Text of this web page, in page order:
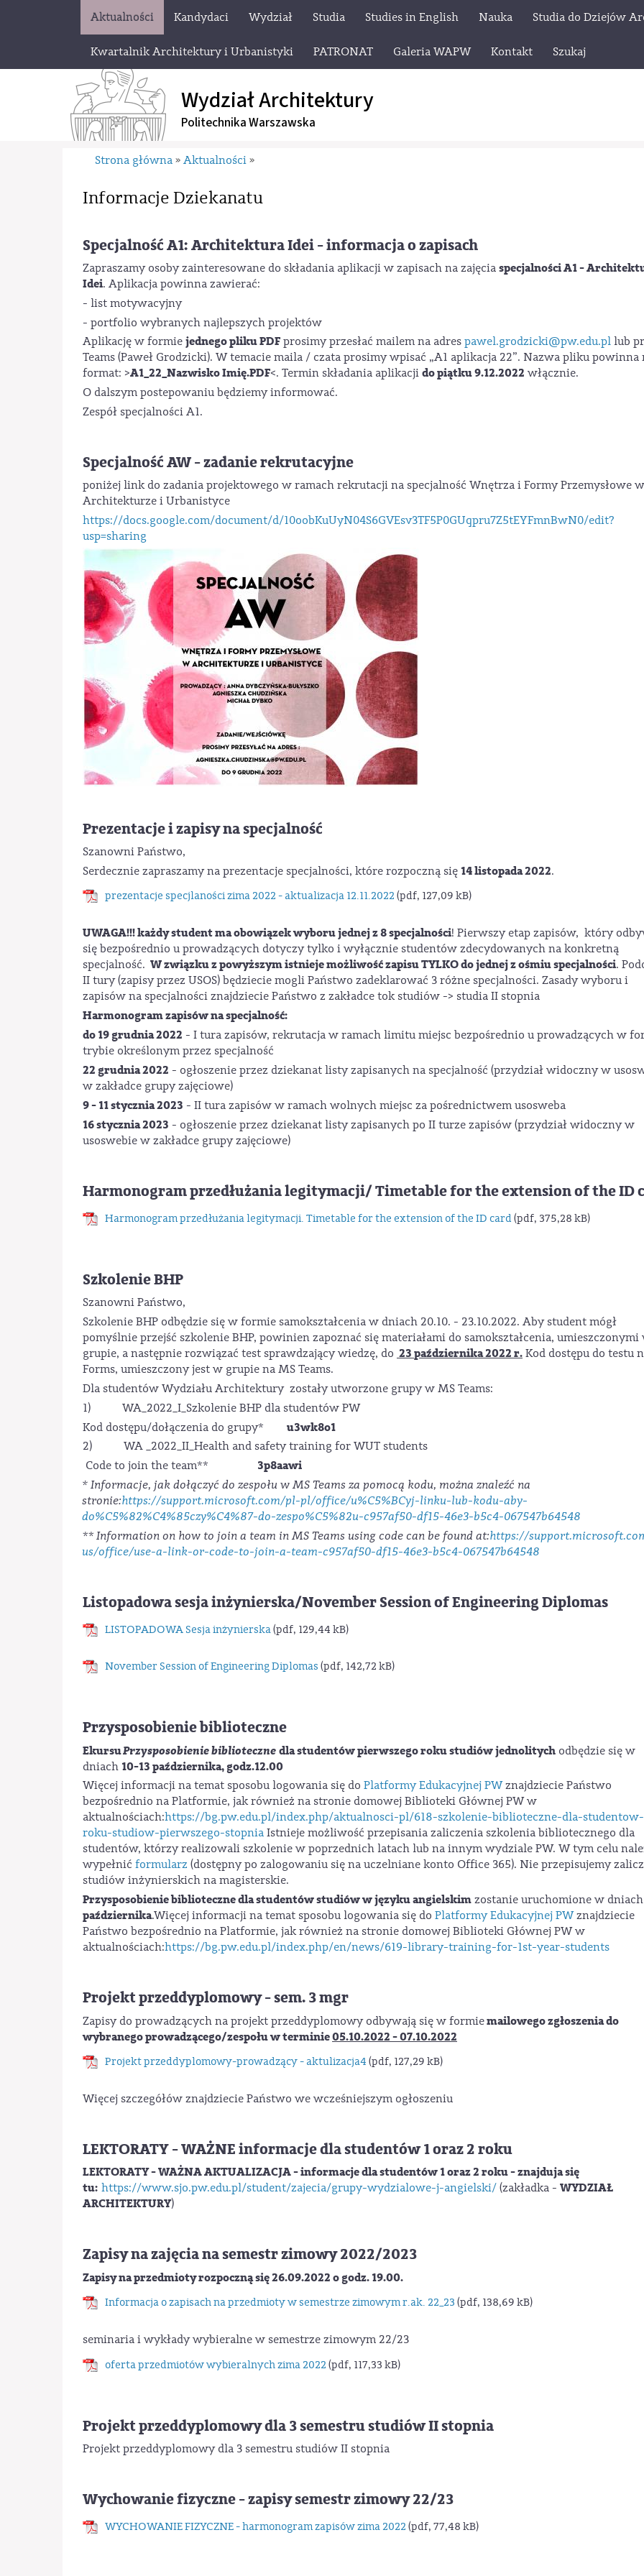
Aktualności Kandydaci Wydział Studia Studies in English Nauka Studia do Dziejów
Kwartalnik Architektury i Urbanistyki PATRONAT Galeria WAPW Kontakt Szukaj
Wydział Architektury
Politechnika Warszawska
Strona główna » Aktualności »
Informacje Dziekanatu
Specjalność A1: Architektura Idei - informacja o zapisach
Zapraszamy osoby zainteresowane do składania aplikacji w zapisach na zajęcia specjalności A1 -
Idei. Aplikacja powinna zawierać:
- list motywacyjny
- portfolio wybranych najlepszych projektów
Aplikację w formie jednego pliku PDF prosimy przesłać mailem na adres pawel.grodzicki@pw.edu.pl lub
Teams (Paweł Grodzicki). W temacie maila / czata prosimy wpisać „A1 aplikacja 22”. Nazwa pliku powinna
format: >A1_22_Nazwisko Imię.PDF<. Termin składania aplikacji do piątku 9.12.2022 włącznie.
O dalszym postepowaniu będziemy informować.
Zespół specjalności A1.
Specjalność AW - zadanie rekrutacyjne
poniżej link do zadania projektowego w ramach rekrutacji na specjalność Wnętrza i Formy Przemysłowe w
Architekturze i Urbanistyce
https://docs.google.com/document/d/10oobKuUyN04S6GVEsv3TF5P0GUqpru7Z5tEYFmnBwN0/edit?
usp=sharing
Prezentacje i zapisy na specjalność
Szanowni Państwo,
Serdecznie zapraszamy na prezentacje specjalności, które rozpoczną się 14 listopada 2022.
prezentacje specjlaności zima 2022 - aktualizacja 12.11.2022 (pdf, 127,09 kB)
UWAGA!!! każdy student ma obowiązek wyboru jednej z 8 specjalności! Pierwszy etap zapisów, który
się bezpośrednio u prowadzących dotyczy tylko i wyłącznie studentów zdecydowanych na konkretną
specjalność. W związku z powyższym istnieje możliwość zapisu TYLKO do jednej z ośmiu specjalności.
II tury (zapisy przez USOS) będziecie mogli Państwo zadeklarować 3 różne specjalności. Zasady wyboru i
zapisów na specjalności znajdziecie Państwo z zakładce tok studiów -> studia II stopnia
Harmonogram zapisów na specjalność:
do 19 grudnia 2022 - I tura zapisów, rekrutacja w ramach limitu miejsc bezpośrednio u prowadzących w
trybie określonym przez specjalność
22 grudnia 2022 - ogłoszenie przez dziekanat listy zapisanych na specjalność (przydział widoczny w
w zakładce grupy zajęciowe)
9 - 11 stycznia 2023 - II tura zapisów w ramach wolnych miejsc za pośrednictwem usosweba
16 stycznia 2023 - ogłoszenie przez dziekanat listy zapisanych po II turze zapisów (przydział widoczny w
usoswebie w zakładce grupy zajęciowe)
Harmonogram przedłużania legitymacji/ Timetable for the extension of the ID
Harmonogram przedłużania legitymacji. Timetable for the extension of the ID card (pdf, 375,28 kB)
Szkolenie BHP
Szanowni Państwo,
Szkolenie BHP odbędzie się w formie samokształcenia w dniach 20.10. - 23.10.2022. Aby student mógł
pomyślnie przejść szkolenie BHP, powinien zapoznać się materiałami do samokształcenia, umieszczonymi
grupie, a następnie rozwiązać test sprawdzający wiedzę, do 23października 2022r. Kod dostępu do testu
Forms, umieszczony jest w grupie na MS Teams.
Dla studentów Wydziału Architektury zostały utworzone grupy w MS Teams:
1) WA_2022_I_Szkolenie BHP dla studentów PW
Kod dostępu/dołączenia do grupy* u3wk8o1
2) WA _2022_II_Health and safety training for WUT students
Code to join the team** 3p8aawi
* Informacje, jak dołączyć do zespołu w MS Teams za pomocą kodu, można znaleźć na
stronie:https://support.microsoft.com/pl-pl/office/u%C5%BCyj-linku-lub-kodu-aby-
do%C5%82%C4%85czy%C4%87-do-zespo%C5%82u-c957af50-df15-46e3-b5c4-067547b64548
**Information on how to join a team in MS Teams using code can be found at:https://
us/office/use-a-link-or-code-to-join-a-team-c957af50-df15-46e3-b5c4-067547b64548
Listopadowa sesja inżynierska/November Session of Engineering Diplomas
LISTOPADOWA Sesja inżynierska(pdf, 129,44 kB)
November Session of Engineering Diplomas (pdf, 142,72 kB)
Przysposobienie biblioteczne
EkursuPrzysposobienie bibliotecznedla studentów pierwszego roku studiów jednolitych odbędzie się w
dniach 10-13 października, godz.12.00
Więcej informacji na temat sposobu logowania się do Platformy Edukacyjnej PWznajdziecie Państwo
bezpośrednio na Platformie, jak również na stronie domowej Biblioteki Głównej PW w
aktualnościach:https://bg.pw.edu.pl/index.php/aktualnosci-pl/618-szkolenie-biblioteczne-dla-
roku-studiow-pierwszego-stopnia Istnieje możliwość przepisania zaliczenia szkolenia bibliotecznego dla
studentów, którzy realizowali szkolenie w poprzednich latach lub na innym wydziale PW. W tym celu
wypełnić formularz (dostępny po zalogowaniu się na uczelniane konto Office 365). Nie przepisujemy
studiów inżynierskich na magisterskie.
Przysposobienie biblioteczne dla studentów studiów w języku angielskim zostanie uruchomione w dniach
października.Więcej informacji na temat sposobu logowania się do Platformy Edukacyjnej PWznajdziecie
Państwo bezpośrednio na Platformie, jak również na stronie domowej Biblioteki Głównej PW w
aktualnościach:https://bg.pw.edu.pl/index.php/en/news/619-library-training-for-1st-year-students
Projekt przeddyplomowy - sem. 3 mgr
Zapisy do prowadzących na projekt przeddyplomowy odbywają się w formiemailowego zgłoszenia do
wybranego prowadzącego/zespołu w terminie05.10.2022 - 07.10.2022
Projekt przeddyplomowy-prowadzący - aktulizacja4 (pdf, 127,29 kB)
Więcej szczegółów znajdziecie Państwo we wcześniejszym ogłoszeniu
LEKTORATY - WAŻNE informacje dla studentów 1 oraz 2 roku
LEKTORATY - WAŻNA AKTUALIZACJA - informacje dla studentów 1 oraz 2 roku -znajduja się
tu: https://www.sjo.pw.edu.pl/student/zajecia/grupy-wydzialowe-j-angielski/ (zakładka - WYDZIAŁ
ARCHITEKTURY)
Zapisy na zajęcia na semestr zimowy 2022/2023
Zapisy na przedmioty rozpoczną się 26.09.2022 o godz. 19.00.
Informacja o zapisach na przedmioty w semestrze zimowym r.ak. 22_23 (pdf, 138,69 kB)
seminaria i wykłady wybieralne w semestrze zimowym 22/23
oferta przedmiotów wybieralnych zima 2022 (pdf, 117,33 kB)
Projekt przeddyplomowy dla 3 semestru studiów II stopnia
Projekt przeddyplomowy dla 3 semestru studiów II stopnia
Wychowanie fizyczne - zapisy semestr zimowy 22/23
WYCHOWANIE FIZYCZNE - harmonogram zapisów zima 2022 (pdf, 77,48 kB)